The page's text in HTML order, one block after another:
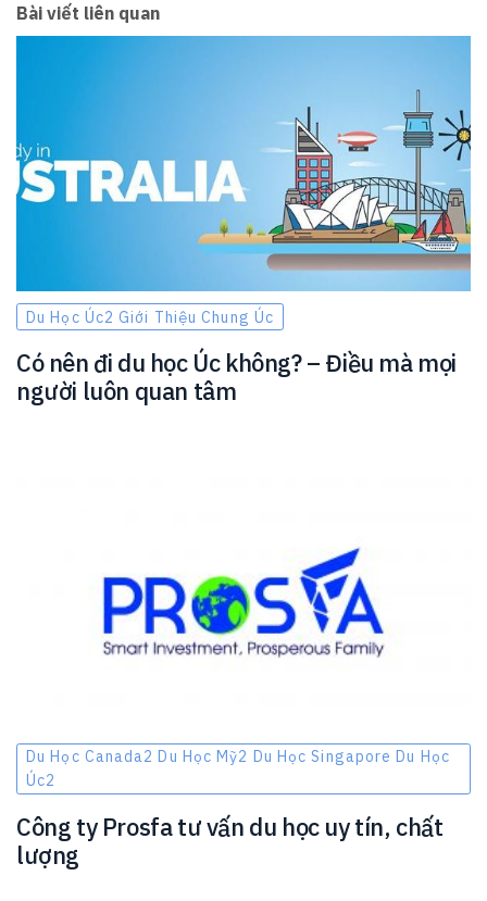
Bài viết liên quan
Du Học Úc2 Giới Thiệu Chung Úc
Có nên đi du học Úc không? – Điều mà mọi
người luôn quan tâm
Du Học Canada2 Du Học Mỹ2 Du Học Singapore Du Học
Úc2
Công ty Prosfa tư vấn du học uy tín, chất
lượng